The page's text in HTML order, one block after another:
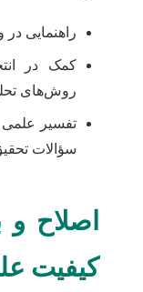
راهنمایی در
کمک در
روش‌های
تفسیر علمی
سؤالات
اصلاح و
کیفیت